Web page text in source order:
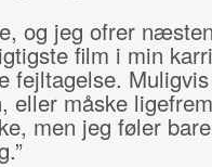
og jeg ofrer
film i min
fejltagelse.
eller måske
men jeg føler